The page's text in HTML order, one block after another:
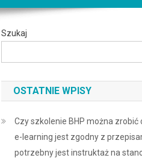
Szukaj
OSTATNIE WPISY
Czy szkolenie BHP można zrobić
e-learning jest zgodny z
potrzebny jest instruktaż na